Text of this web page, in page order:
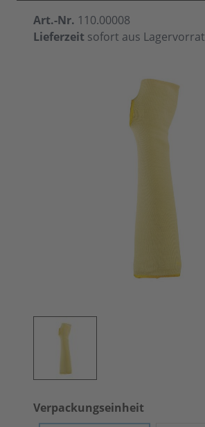
Art.-Nr. 110.00008
Lieferzeit sofort aus Lagervorrat
Verpackungseinheit